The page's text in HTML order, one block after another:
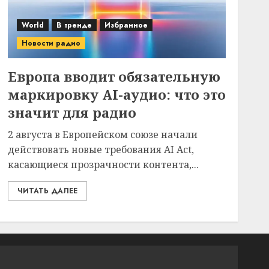
World В тренде
Избранное
Новости радио
Европа вводит обязательную
маркировку AI-аудио: что это
значит для радио
2 августа в Европейском союзе начали
действовать новые требования AI Act,
касающиеся прозрачности контента,...
ЧИТАТЬ ДАЛЕЕ